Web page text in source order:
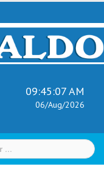
09:45:08 AM
06/Aug/2026